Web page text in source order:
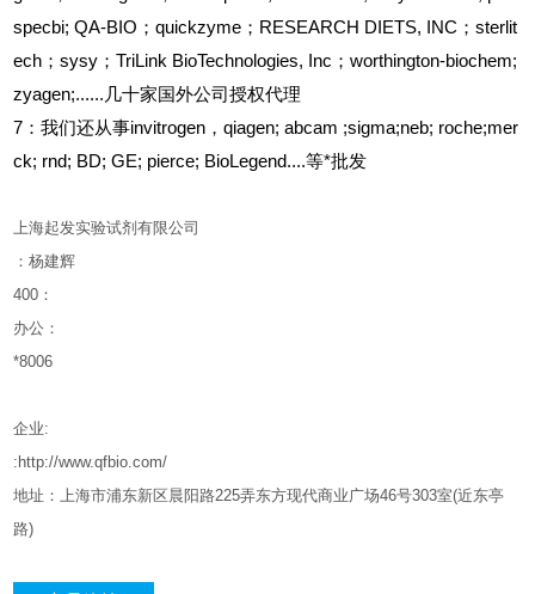
specbi; QA-BIO；quickzyme；RESEARCH DIETS, INC；sterlit
ech；sysy；TriLink BioTechnologies, Inc；worthington-biochem;
zyagen;......几十家国外公司授权代理
7 ：我们还从事invitrogen，qiagen; abcam ;sigma;neb; roche;mer
ck; rnd; BD; GE; pierce; BioLegend....等*批发
上海起发实验试剂有限公司
：杨建辉
400 ：
办公：
*8006
企业:
:http://www.qfbio.com/
地址：上海市浦东新区晨阳路225弄东方现代商业广场46号303室(近东亭
路)